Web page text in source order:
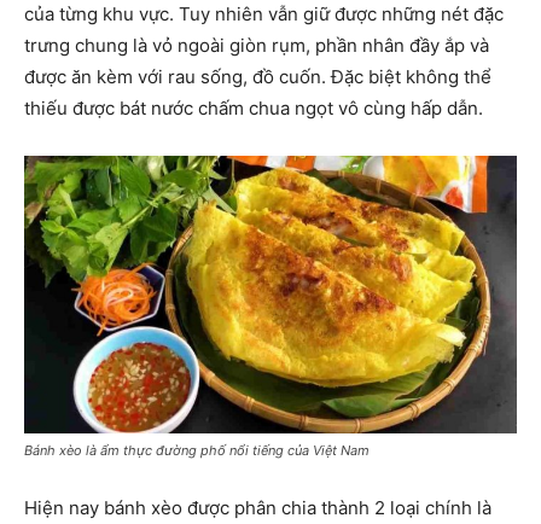
của từng khu vực. Tuy nhiên vẫn giữ được những nét đặc
trưng chung là vỏ ngoài giòn rụm, phần nhân đầy ắp và
được ăn kèm với rau sống, đồ cuốn. Đặc biệt không thể
thiếu được bát nước chấm chua ngọt vô cùng hấp dẫn.
Bánh xèo là ẩm thực đường phố nổi tiếng của Việt Nam
Hiện nay bánh xèo được phân chia thành 2 loại chính là